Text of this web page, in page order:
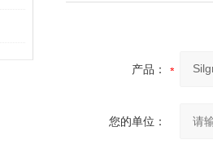
产品：
您的单位：